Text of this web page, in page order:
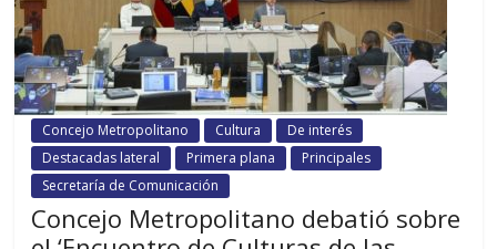
Concejo Metropolitano Cultura
De interés
Destacadas lateral
Primera plana
Principales
Secretaría de Comunicación
Concejo Metropolitano debatió sobre